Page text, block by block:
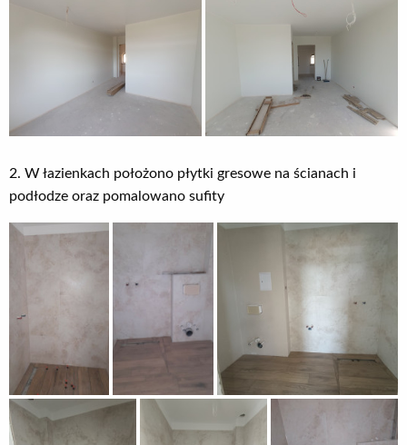
2. W łazienkach położono płytki gresowe na ścianach i
podłodze oraz pomalowano sufity